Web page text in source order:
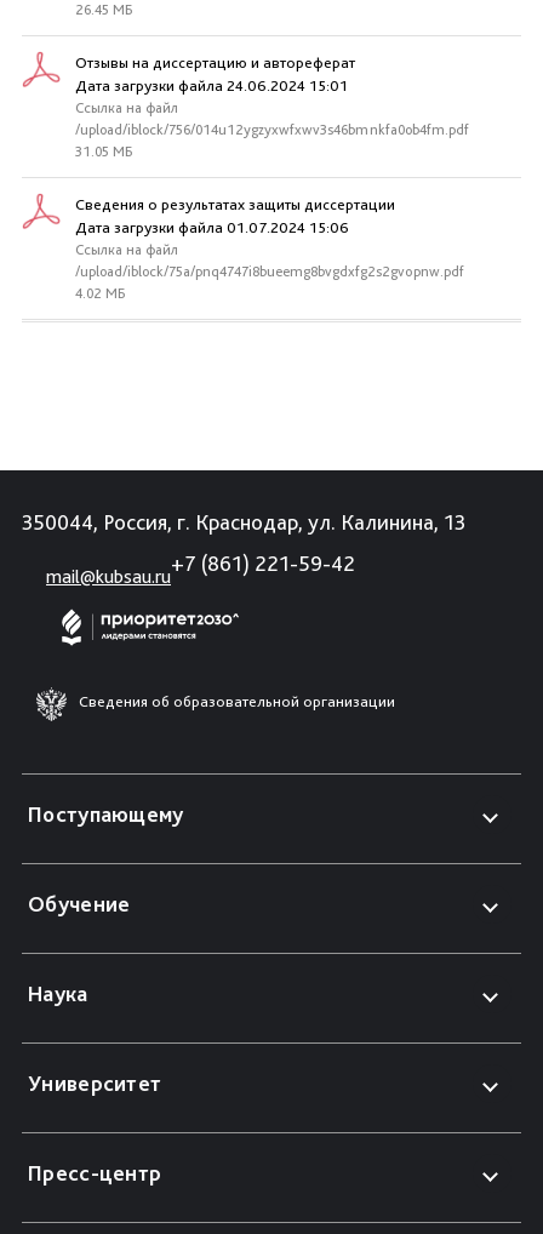
26.45 МБ
Отзывы на диссертацию и автореферат
Дата загрузки файла 24.06.2024 15:01
Ссылка на файл
/upload/iblock/756/014u12ygzyxwfxwv3s46bmnkfa0ob4fm.pdf
31.05 МБ
Сведения о результатах защиты диссертации
Дата загрузки файла 01.07.2024 15:06
Ссылка на файл
/upload/iblock/75a/pnq4747i8bueemg8bvgdxfg2s2gvopnw.pdf
4.02 МБ
350044, Россия, г. Краснодар, ул. Калинина, 13
mail@kubsau.ru
+7 (861) 221-59-42
Сведения об образовательной организации
Поступающему
Обучение
Наука
Университет
Пресс-центр